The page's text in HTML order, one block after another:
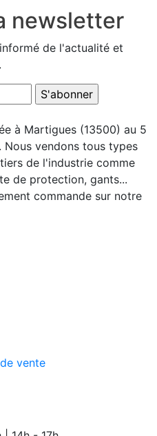
newsletter
de l'actualité et
à Martigues (13500) au 5
Nous vendons tous types
de l'industrie comme
de protection, gants...
commande sur notre
vente